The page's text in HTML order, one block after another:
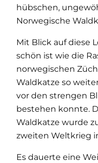
hübschen,
Norwegische
Mit Blick auf diese
schön ist wie die
norwegischen
Waldkatze so
vor den strengen
bestehen konnte.
Waldkatze wurde
zweiten Weltkrieg
Es dauerte eine